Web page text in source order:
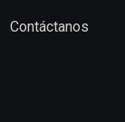
Contáctanos